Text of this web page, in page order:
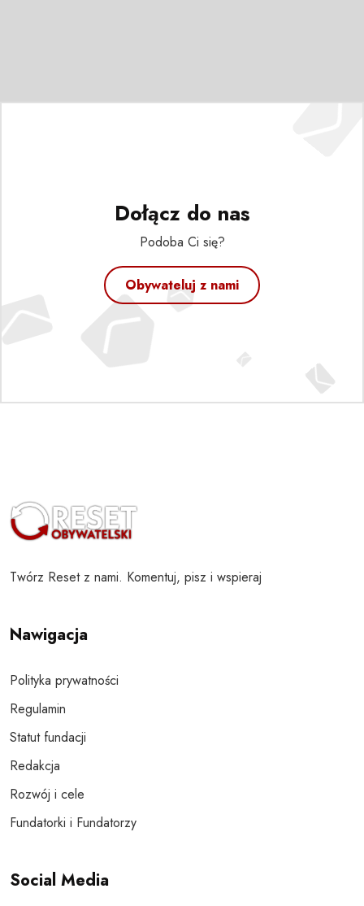
Dołącz do nas
Podoba Ci się?
Obywateluj z nami
Twórz Reset z nami. Komentuj, pisz i wspieraj
Nawigacja
Polityka prywatności
Regulamin
Statut fundacji
Redakcja
Rozwój i cele
Fundatorki i Fundatorzy
Social Media